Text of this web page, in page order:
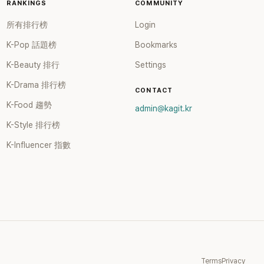
RANKINGS
所有排行榜
K-Pop 話題榜
K-Beauty 排行
K-Drama 排行榜
K-Food 趨勢
K-Style 排行榜
K-Influencer 指數
COMMUNITY
Login
Bookmarks
Settings
CONTACT
admin@kagit.kr
TermsPrivacy